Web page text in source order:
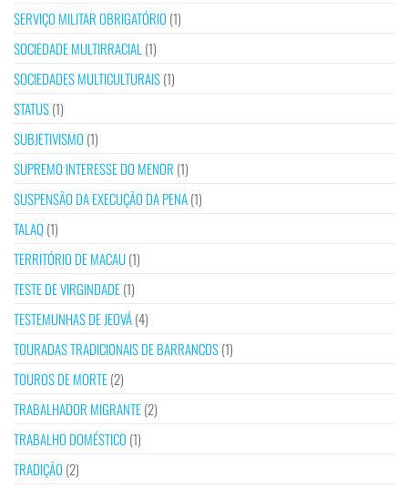
SERVIÇO MILITAR OBRIGATÓRIO (1)
SOCIEDADE MULTIRRACIAL (1)
SOCIEDADES MULTICULTURAIS(1)
STATUS(1)
SUBJETIVISMO (1)
SUPREMO INTERESSE DO MENOR (1)
SUSPENSÃO DA EXECUÇÃO DA PENA(1)
TALAQ(1)
TERRITÓRIO DE MACAU(1)
TESTE DE VIRGINDADE(1)
TESTEMUNHAS DE JEOVÁ(4)
TOURADAS TRADICIONAIS DE BARRANCOS(1)
TOUROS DE MORTE(2)
TRABALHADOR MIGRANTE(2)
TRABALHO DOMÉSTICO (1)
TRADIÇÃO (2)